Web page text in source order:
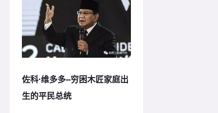
佐科·维多多--穷困木匠家庭出
生的平民总统